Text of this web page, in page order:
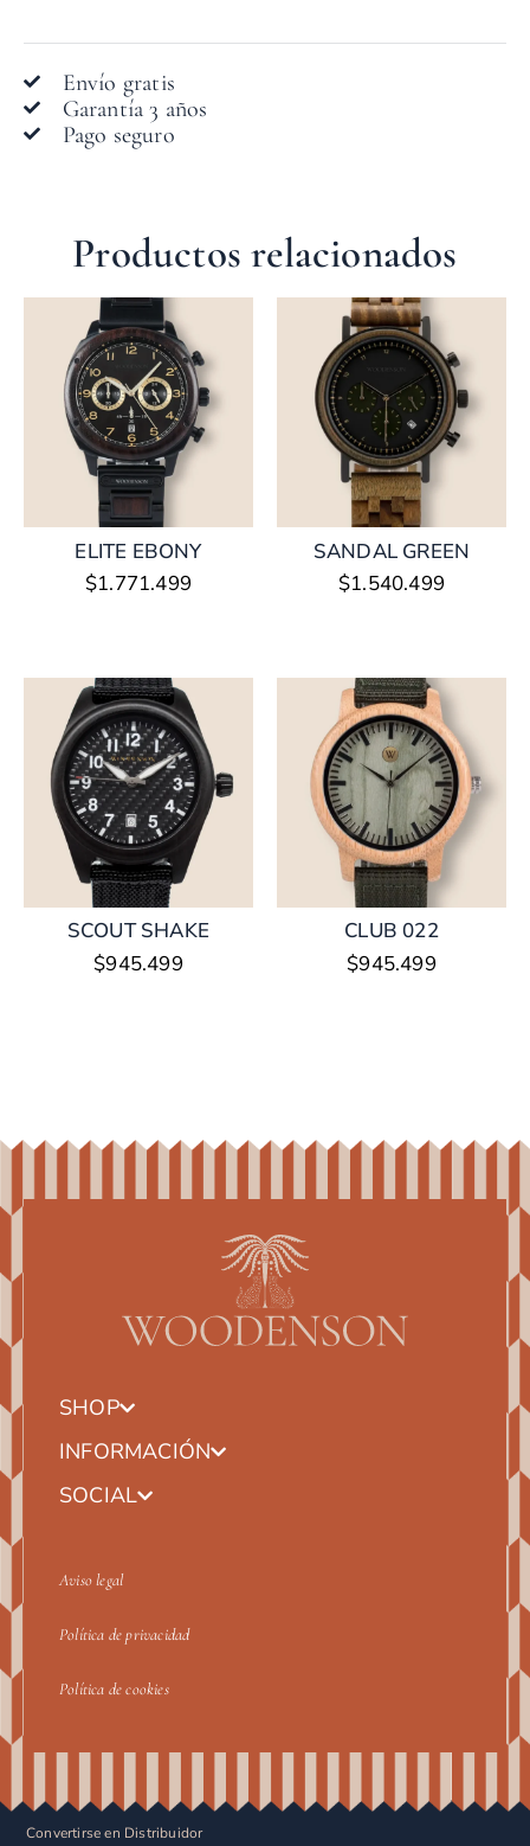
Envío gratis
Garantía 3 años
Pago seguro
Productos relacionados
ELITE EBONY
$1.771.499
SANDAL GREEN
$1.540.499
SCOUT SHAKE
$945.499
CLUB 022
$945.499
SHOP
INFORMACIÓN
SOCIAL
Aviso legal
Política de privacidad
Política de cookies
Convertirse en Distribuidor